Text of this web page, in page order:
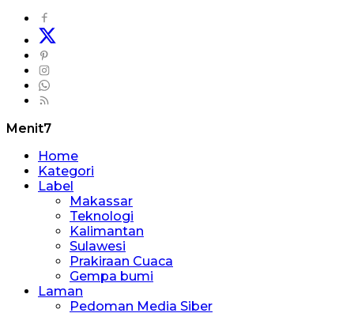
Menit7
Home
Kategori
Label
Makassar
Teknologi
Kalimantan
Sulawesi
Prakiraan Cuaca
Gempa bumi
Laman
Pedoman Media Siber